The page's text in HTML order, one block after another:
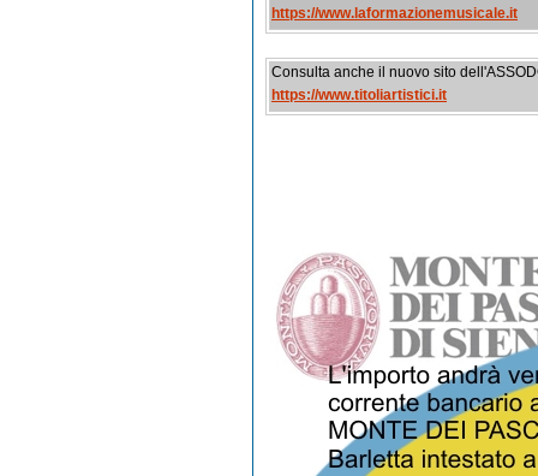
https://www.laformazionemusicale.it
Consulta anche il nuovo sito
https://www.titoliartistici.it